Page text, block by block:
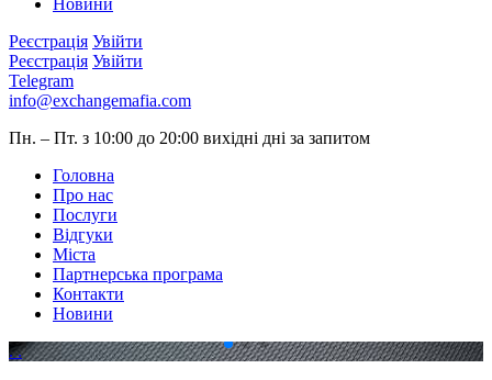
Новини
Реєстрація Увійти
Реєстрація Увійти
Telegram
info@exchangemafia.com
Пн. – Пт. з 10:00 до 20:00 вихідні дні за запитом
Головна
Про нас
Послуги
Відгуки
Міста
Партнерська програма
Контакти
Новини
. .